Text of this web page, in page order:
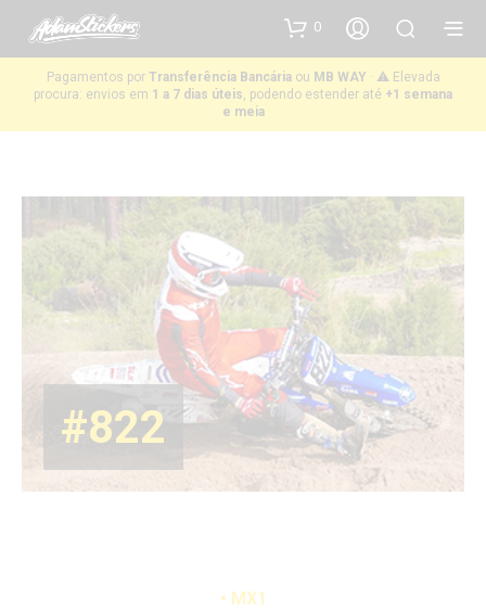
Pagamentos por Transferência Bancáriaou MB WAY · ⚠️ Elevada
procura: envios em 1 a 7 dias úteis, podendo estender até +1 semana
e meia
0
#822
• MX1